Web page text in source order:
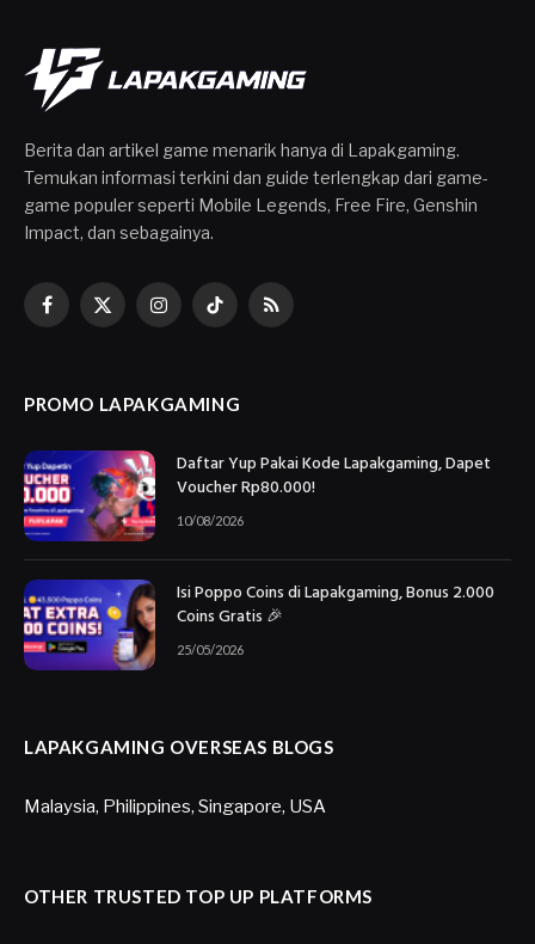
Berita dan artikel game menarik hanya di Lapakgaming.
Temukan informasi terkini dan guide terlengkap dari game-
game populer seperti Mobile Legends, Free Fire, Genshin
Impact, dan sebagainya.
Facebook
X
InstagramTikTokRSS
PROMO LAPAKGAMING
Daftar Yup Pakai Kode Lapakgaming, Dapet
Voucher Rp80.000!
10/08/2026
Isi Poppo Coins di Lapakgaming, Bonus 2.000
Coins Gratis 🎉
25/05/2026
LAPAKGAMING OVERSEAS BLOGS
Malaysia, Philippines, Singapore, USA
OTHER TRUSTED TOP UP PLATFORMS